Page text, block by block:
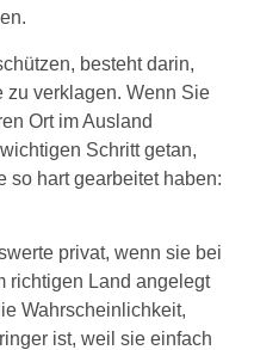
besteht darin,
zu verklagen. Wenn Sie
Ort im Ausland
Schritt getan,
so hart gearbeitet haben:
privat, wenn sie bei
richtigen Land angelegt
Wahrscheinlichkeit,
ist, weil sie einfach